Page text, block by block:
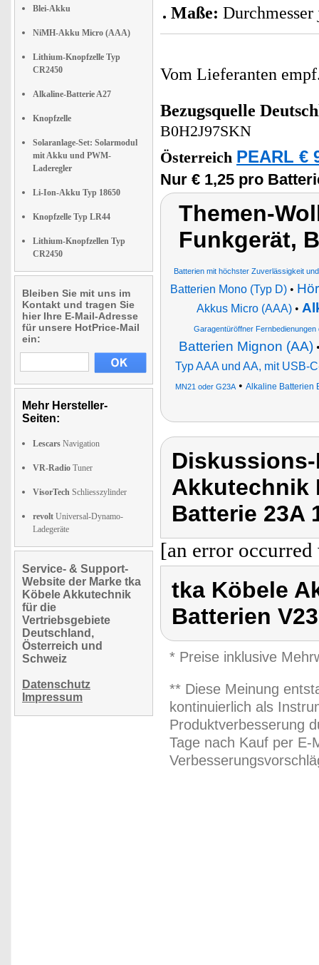
Blei-Akku
NiMH-Akku Micro (AAA)
Lithium-Knopfzelle Typ
CR2450
Alkaline-Batterie A27
Knopfzelle
Solaranlage-Set: Solarmodul
mit Akku und PWM-
Laderegler
Li-Ion-Akku Typ 18650
Knopfzelle Typ LR44
Lithium-Knopfzellen Typ
CR2450
Bleiben Sie mit uns im
Kontakt und tragen Sie
hier Ihre E-Mail-Adresse
für unsere HotPrice-Mail
ein:
Mehr Hersteller-
Seiten:
Lescars Navigation
VR-Radio Tuner
VisorTech Schliesszylinder
revolt Universal-Dynamo-
Ladegeräte
Service- & Support-
Website der Marke tka
Köbele Akkutechnik
für die
Vertriebsgebiete
Deutschland,
Österreich und
Schweiz
Datenschutz
Impressum
Maße:
Vom Lieferanten
Bezugsquelle
B0H2J97SKN
Österreich PEARL €
Nur € 1,25 pro
Themen-
Funkgerät,
Batterien mit höchster Zuverlässigkeit
Batterien Mono (Typ D)•
Akkus Micro (AAA)•
Garagentüröffner Fernbedienungen
Batterien Mignon (AA)
Typ AAA und AA, mit USB-
MN21 oder G23A • Alkaline Batterien
Akkutechnik
Batterie 23A
[an error
tka Köbele
Batterien
* Preise inklusive
** Diese Meinung
kontinuierlich als
Produktverbesserung
Tage nach Kauf per E-